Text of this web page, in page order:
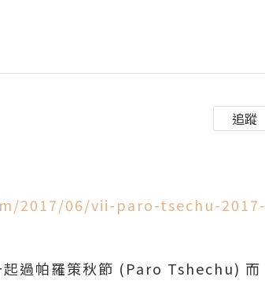
追蹤
2017/06/vii-paro-tsechu-2017-
過帕羅策秋節 (Paro Tshechu) 而